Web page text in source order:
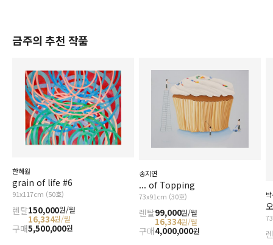
금주의 추천 작품
한혜원
grain of life #6
91x117cm (50호)
렌탈150,000원/월
16,334원/월
구매5,500,000원
송지연
... of Topping
73x91cm (30호)
렌탈99,000원/월
16,334원/월
구매4,000,000원